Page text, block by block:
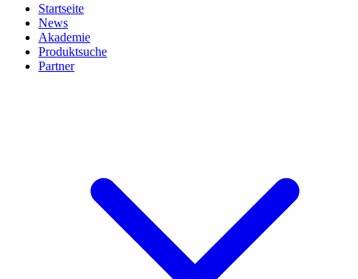
Startseite
News
Akademie
Produktsuche
Partner